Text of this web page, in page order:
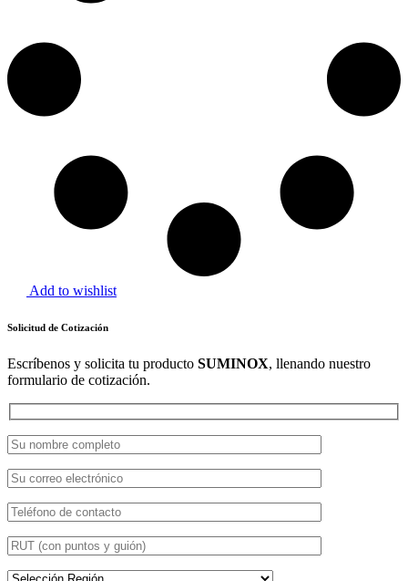
Add to wishlist
Solicitud de Cotización
Escríbenos y solicita tu producto SUMINOX, llenando nuestro
formulario de cotización.